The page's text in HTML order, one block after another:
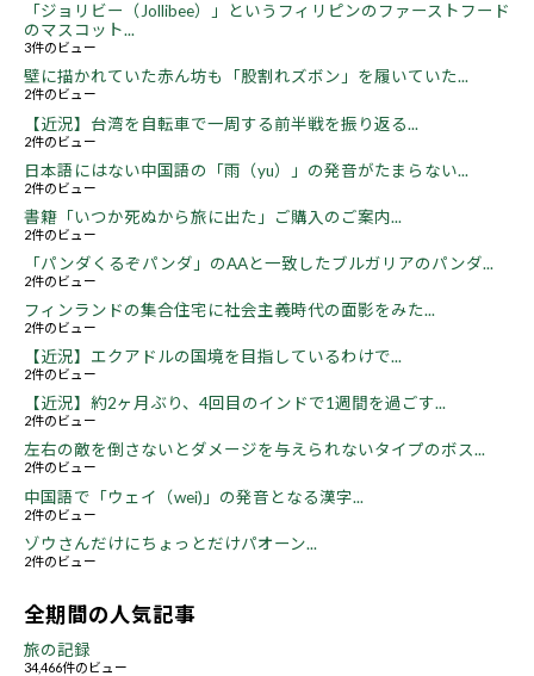
「ジョリビー（Jollibee）」というフィリピンのファーストフード
のマスコット...
3件のビュー
壁に描かれていた赤ん坊も「股割れズボン」を履いていた...
2件のビュー
【近況】台湾を自転車で一周する前半戦を振り返る...
2件のビュー
日本語にはない中国語の「雨（yu）」の発音がたまらない...
2件のビュー
書籍「いつか死ぬから旅に出た」ご購入のご案内...
2件のビュー
「パンダくるぞパンダ」のAAと一致したブルガリアのパンダ...
2件のビュー
フィンランドの集合住宅に社会主義時代の面影をみた...
2件のビュー
【近況】エクアドルの国境を目指しているわけで...
2件のビュー
【近況】約2ヶ月ぶり、4回目のインドで1週間を過ごす...
2件のビュー
左右の敵を倒さないとダメージを与えられないタイプのボス...
2件のビュー
中国語で「ウェイ（wei)」の発音となる漢字...
2件のビュー
ゾウさんだけにちょっとだけパオーン...
2件のビュー
全期間の人気記事
旅の記録
34,466件のビュー